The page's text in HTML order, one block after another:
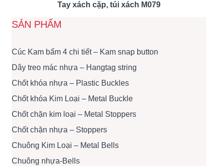
Tay xách cặp, túi xách M079
SẢN PHẨM
Cúc Kam bấm 4 chi tiết – Kam snap button
Dây treo mác nhựa – Hangtag string
Chốt khóa nhựa – Plastic Buckles
Chốt khóa Kim Loại – Metal Buckle
Chốt chặn kim loại – Metal Stoppers
Chốt chặn nhựa – Stoppers
Chuông Kim Loại – Metal Bells
Chuông nhựa-Bells